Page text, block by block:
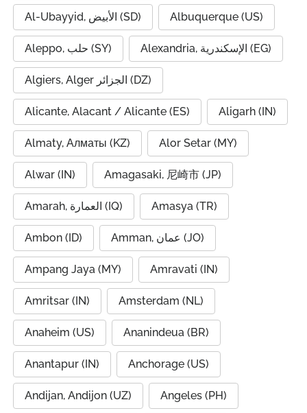
Al-Ubayyid, الأبيض (SD) Albuquerque (US)
Aleppo, حلب (SY) Alexandria, الإسكندرية (EG)
Algiers, Alger الجزائر (DZ)
Alicante, Alacant / Alicante (ES) Aligarh (IN)
Almaty, Алматы (KZ) Alor Setar (MY)
Alwar (IN) Amagasaki, 尼崎市 (JP)
Amarah, العمارة (IQ) Amasya (TR)
Ambon (ID) Amman, عمان (JO)
Ampang Jaya (MY) Amravati (IN)
Amritsar (IN) Amsterdam (NL)
Anaheim (US) Ananindeua (BR)
Anantapur (IN) Anchorage (US)
Andijan, Andijon (UZ) Angeles (PH)